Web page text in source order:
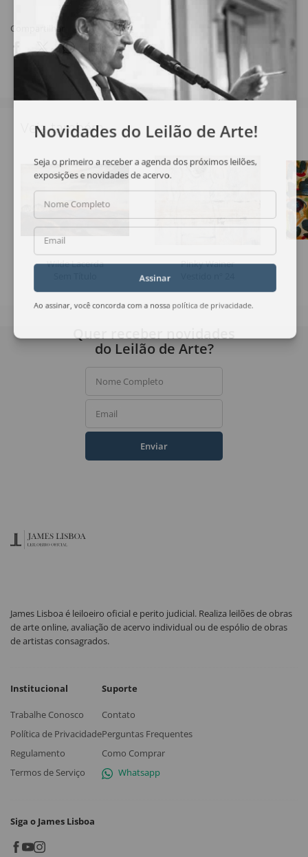
Compartilhar
Veja também
Wilde Lacerda
Pinky Wainer
Novidades do Leilão de Arte!
Seja o primeiro a receber a agenda dos próximos leilões,
exposições e novidades de acervo.
Nome Completo
Email
Assinar
Ao assinar, você concorda com a nossa política de privacidade
Quer receber novidades
do Leilão de Arte?
Nome Completo
Email
Enviar
James Lisboa é leiloeiro oficial e perito judicial. Realiza leilões de obras
de arte online, avaliação de acervo individual ou de espólio de obras
de artistas consagrados.
Institucional
Trabalhe Conosco
Política de Privacidade
Regulamento
Termos de Serviço
Suporte
Contato
Perguntas Frequentes
Como Comprar
Whatsapp
Siga o James Lisboa